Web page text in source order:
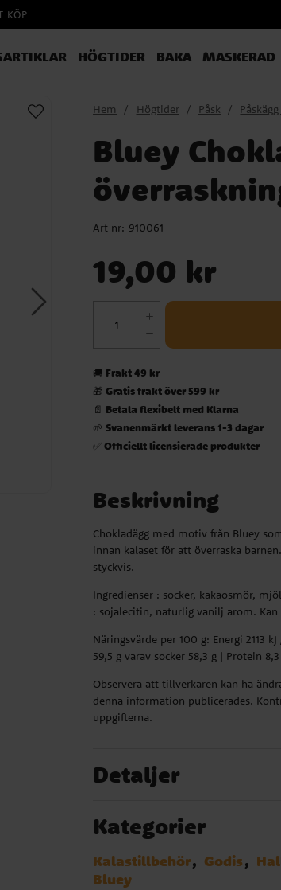
KÖP
HÖGTIDER BAKA MASKERAD
Hem Högtider Påsk
Bluey
Art nr: 910061
19,00 kr
🚚 Frakt 49 kr
🎁Gratis frakt över 599 kr
📄 Betala flexibelt med Klarna
🌱Svanenmärkt leverans 1-3 dagar
✅Officiellt licensierade produkter
Beskrivning
Chokladägg med motiv från Bluey
innan kalaset för att överraska
styckvis.
Ingredienser : socker, kakaosmör,
: sojalecitin, naturlig vanilj arom.
Näringsvärde per 100 g: Energi 2113
59,5 g varav socker 58,3 g | Protein
Observera att tillverkaren kan ha
denna information publicerades.
uppgifterna.
Detaljer
Kategorier
Kalastillbehör Godis
Bluey